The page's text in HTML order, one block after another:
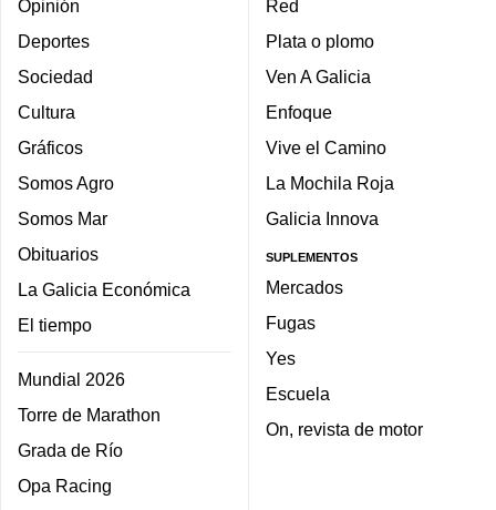
Opinión
Deportes
Sociedad
Cultura
Gráficos
Somos Agro
Somos Mar
Obituarios
La Galicia Económica
El tiempo
Mundial 2026
Torre de Marathon
Grada de Río
Opa Racing
Red
Plata o plomo
Ven A Galicia
Enfoque
Vive el Camino
La Mochila Roja
Galicia Innova
SUPLEMENTOS
Mercados
Fugas
Yes
Escuela
On, revista de motor